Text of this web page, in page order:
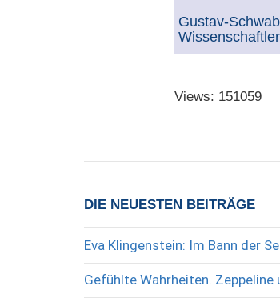
Gustav-
Wissenschaftler
Views: 151059
DIE NEUESTEN BEITRÄGE
Eva Klingenstein: Im Bann der
Gefühlte Wahrheiten.